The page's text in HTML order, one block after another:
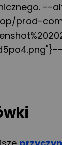
--
prod-